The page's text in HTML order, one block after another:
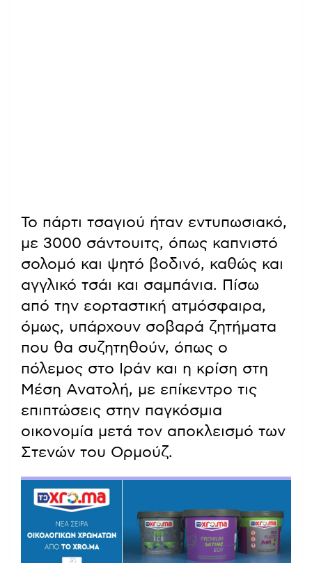
Το πάρτι τσαγιού ήταν εντυπωσιακό,
με 3000 σάντουιτς, όπως καπνιστό
σολομό και ψητό βοδινό, καθώς και
αγγλικό τσάι και σαμπάνια. Πίσω
από την εορταστική ατμόσφαιρα,
όμως, υπάρχουν σοβαρά ζητήματα
που θα συζητηθούν, όπως ο
πόλεμος στο Ιράν και η κρίση στη
Μέση Ανατολή, με επίκεντρο τις
επιπτώσεις στην παγκόσμια
οικονομία μετά τον αποκλεισμό των
Στενών του Ορμούζ.